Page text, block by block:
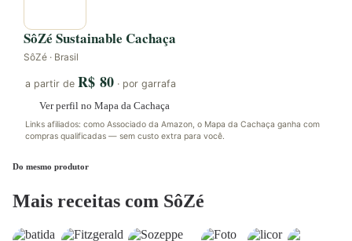
SôZé Sustainable Cachaça
SôZé · Brasil
a partir de R$ 80 · por garrafa
Ver perfil no Mapa da Cachaça
Links afiliados: como Associado da Amazon, o Mapa da Cachaça ganha com
compras qualificadas — sem custo extra para você.
Do mesmo produtor
Mais receitas com SôZé